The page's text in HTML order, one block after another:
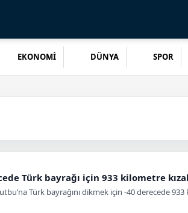
EKONOMİ DÜNYA SPOR
Türk bayrağı için 933 kilometre
Türk bayrağını dikmek için -40 derecede